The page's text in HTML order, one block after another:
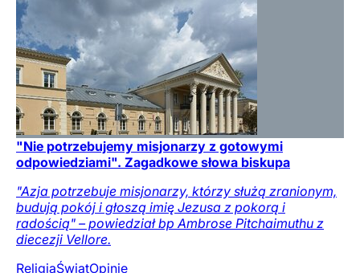
"Nie potrzebujemy misjonarzy z gotowymi
odpowiedziami". Zagadkowe słowa biskupa
"Azja potrzebuje misjonarzy, którzy służą zranionym,
budują pokój i głoszą imię Jezusa z pokorą i
radością" – powiedział bp Ambrose Pitchaimuthu z
diecezji Vellore.
ReligiaŚwiatOpinie